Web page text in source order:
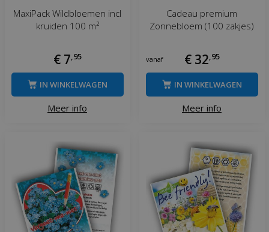
MaxiPack Wildbloemen incl
kruiden 100 m²
€ 7 95
Meer info
IN WINKELWAGEN
Cadeau premium
Zonnebloem (100 zakjes)
vanaf € 32 95
Meer info
IN WINKELWAGEN